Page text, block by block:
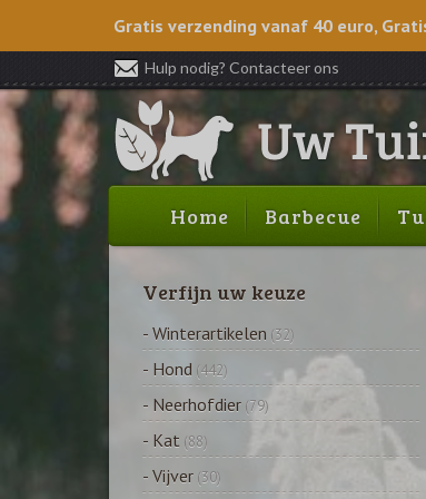
Gratis verzending vanaf 40 euro,
Hulp nodig? Contacteer ons
Home Barbecue
Verfijn uw keuze
- Winterartikelen (32)
- Hond (442)
- Neerhofdier (79)
- Kat (88)
- Vijver (30)